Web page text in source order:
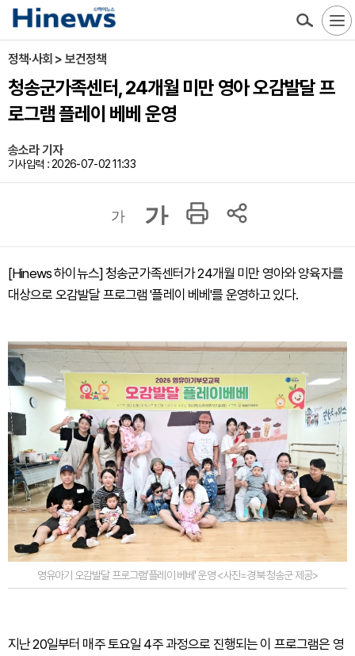
정책·사회 > 보건정책
청송군가족센터, 24개월 미만 영아 오감발달 프
로그램 플레이 베베 운영
송소라 기자
기사입력 : 2026-07-02 11:33
가 가
[Hinews 하이뉴스] 청송군가족센터가 24개월 미만 영아와 양육자를
대상으로 오감발달 프로그램 '플레이 베베'를 운영하고 있다.
영유아기 오감발달 프로그램'플레이 베베' 운영 <사진=경북 청송군 제공>
지난 20일부터 매주 토요일 4주 과정으로 진행되는 이 프로그램은 영